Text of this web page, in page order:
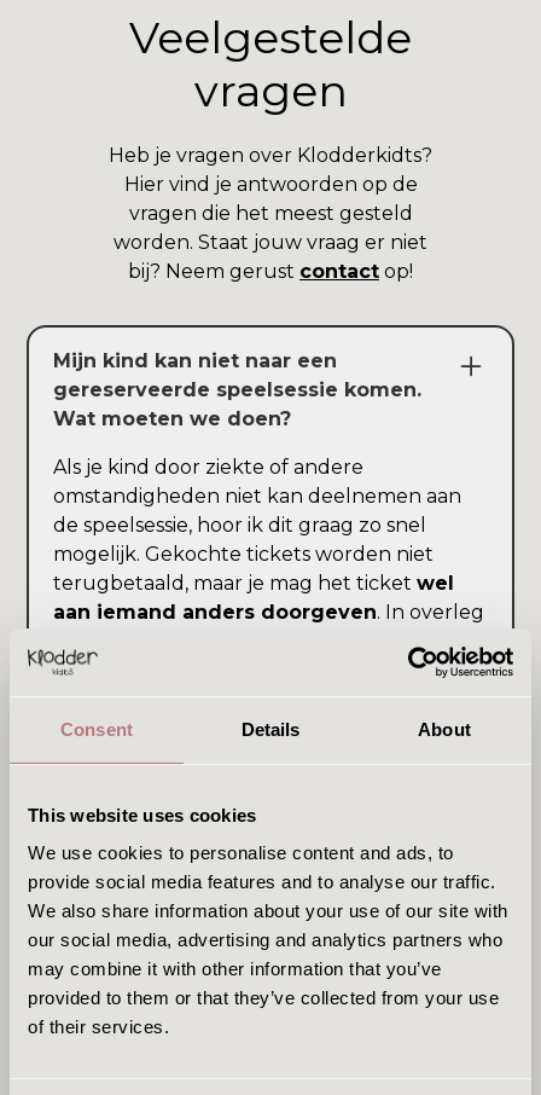
Consent Details About
This website uses cookies
We use cookies to personalise content and ads, to
provide social media features and to analyse our traffic.
We also share information about your use of our site with
our social media, advertising and analytics partners who
may combine it with other information that you’ve
provided to them or that they’ve collected from your use
of their services.
Veelgestelde
vragen
Heb je vragen over Klodderkidts?
Hier vind je antwoorden op de
vragen die het meest gesteld
worden. Staat jouw vraag er niet
bij? Neem gerust contact op!
Mijn kind kan niet naar een
gereserveerde speelsessie komen.
Wat moeten we doen?
Als je kind door ziekte of andere
omstandigheden niet kan deelnemen aan
de speelsessie, hoor ik dit graag zo snel
mogelijk. Gekochte tickets worden niet
terugbetaald, maar je mag het ticketwel
aan iemand anders doorgeven. In overleg
eenmalig worden
verplaatst naar een ander moment, als
organiseren?
Klodderkidts komt in principeniet naar een
eigen locatieom een kinderfeestje te
organiseren. Wel kun je meerdere kinderen
tegelijk inschrijven voor een speelsessie. Het
is fijn als je daarvoor even contactmet ons
opneemt, zodat we samen kunnen bekijken